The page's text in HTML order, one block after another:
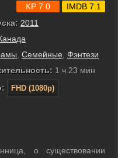
2011
, Семейные, Фэнтези
1 ч 23 мин
FHD (1080p)
KP 7.0 IMDB 7.1
о существовании